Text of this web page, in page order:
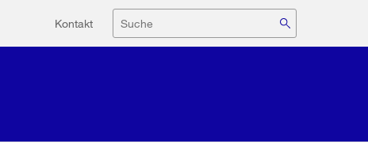
Hilfsnavigation
Kontakt Suche